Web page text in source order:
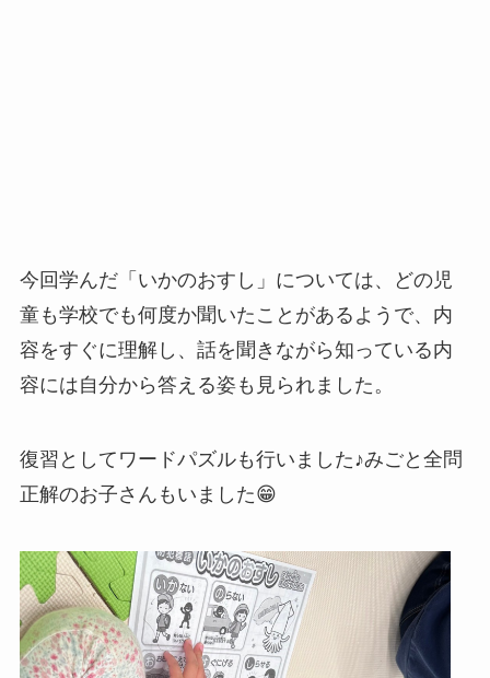
今回学んだ「いかのおすし」については、どの児
童も学校でも何度か聞いたことがあるようで、内
容をすぐに理解し、話を聞きながら知っている内
容には自分から答える姿も見られました。
復習としてワードパズルも行いました♪みごと全問
正解のお子さんもいました😁